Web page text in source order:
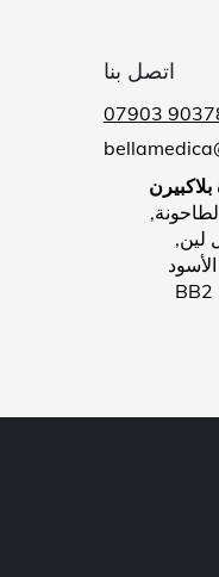
اتصل بنا
07903
بلاكبيرن
BB2